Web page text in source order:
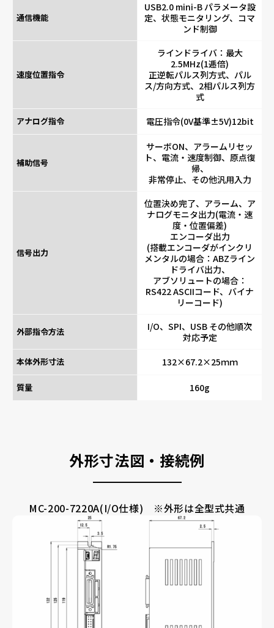
通信機能
USB2.0 mini-B パラメータ設
定、状態モニタリング、コマ
ンド制御
速度位置指令
ラインドライバ：最大
2.5MHz(1逓倍)
正逆転パルス列方式、パル
ス/方向方式、2相パルス列方
式
アナログ指令 電圧指令(0V基準±5V)12bit
補助信号
サーボON、アラームリセッ
ト、電流・速度制御、原点復
帰、
非常停止、その他汎用入力
信号出力
位置決め完了、アラーム、ア
ナログモニタ出力(電流・速
度・位置偏差)
エンコーダ出力
(搭載エンコーダがインクリ
メンタルの場合：ABZライン
ドライバ出力、
アブソリュートの場合：
RS422 ASCIIコード、バイナ
リーコード)
外部指令方法
I/O、SPI、USB その他順次
対応予定
本体外形寸法 132×67.2×25ｍｍ
質量 160g
外形寸法図・接続例
MC-200-7220A(I/O仕様) ※外形は全型式共通